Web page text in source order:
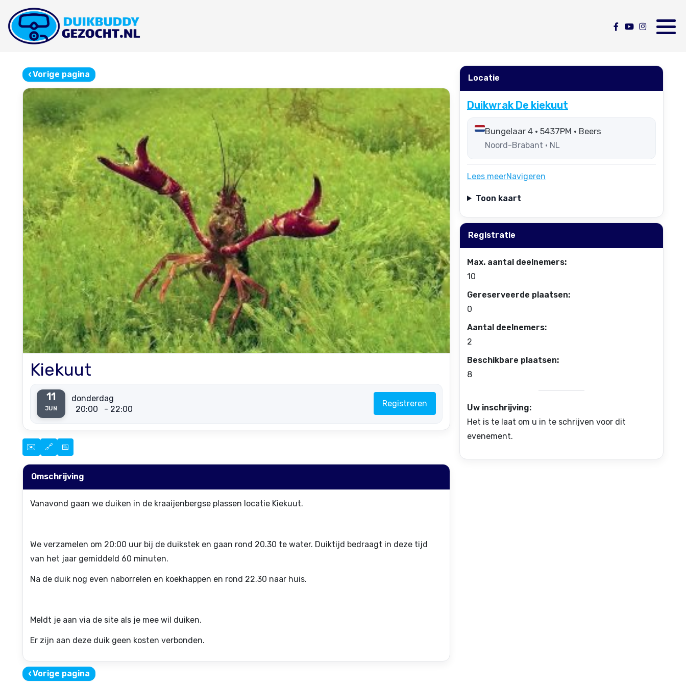
‹Vorige pagina
Kiekuut
11
JUN
donderdag
20:00
- 22:00
Registreren
✉️ 🔗 📅
Omschrijving
Vanavond gaan we duiken in de kraaijenbergse plassen locatie Kiekuut.
We verzamelen om 20:00 uur bij de duikstek en gaan rond 20.30 te water. Duiktijd bedraagt in deze tijd
van het jaar gemiddeld 60 minuten.
Na de duik nog even naborrelen en koekhappen en rond 22.30 naar huis.
Meldt je aan via de site als je mee wil duiken.
Er zijn aan deze duik geen kosten verbonden.
‹Vorige pagina
Locatie
Duikwrak De kiekuut
Bungelaar 4 • 5437PM • Beers
Noord-Brabant • NL
Lees meerNavigeren
Toon kaart
Registratie
Max. aantal deelnemers:
10
Gereserveerde plaatsen:
0
Aantal deelnemers:
2
Beschikbare plaatsen:
8
Uw inschrijving:
Het is te laat om u in te schrijven voor dit
evenement.